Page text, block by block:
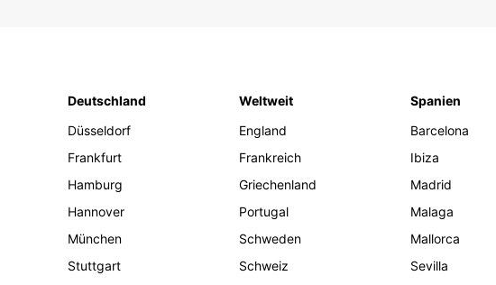
Deutschland
Düsseldorf
Frankfurt
Hamburg
Hannover
München
Stuttgart
Weltweit
England
Frankreich
Griechenland
Portugal
Schweden
Schweiz
Spanien
Barcelona
Ibiza
Madrid
Malaga
Mallorca
Sevilla